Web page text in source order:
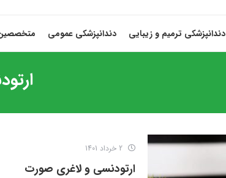
دندانپزشکی ترمیم و زیبایی دندانپزشکی عمومی
ارتودنسی و لاغری صورت